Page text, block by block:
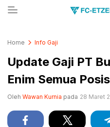
Home Info Gaji
Update Gaji PT
Enim Semua
Oleh Wawan Kurnia pada 28 Maret